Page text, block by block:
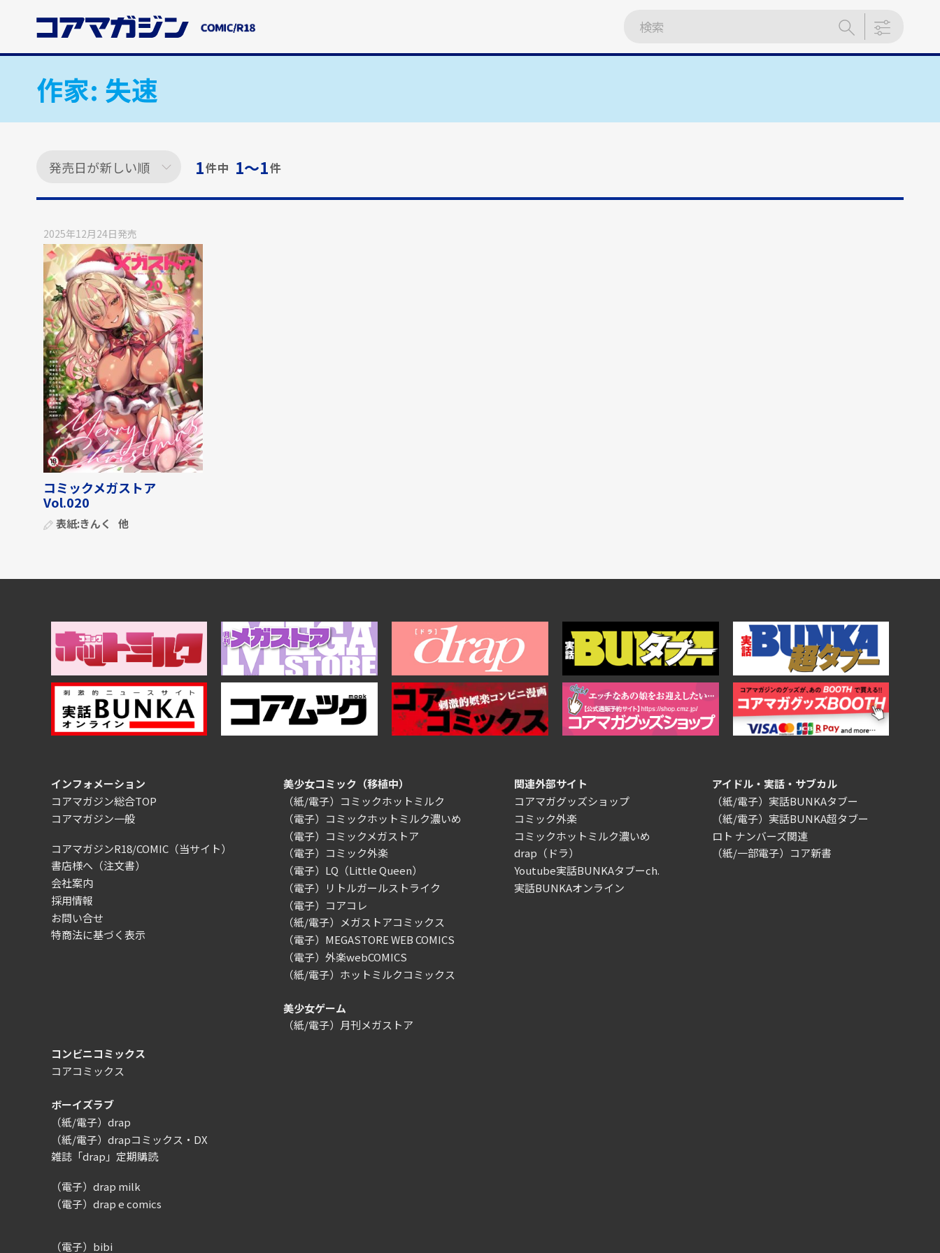
コ
ツ
作家: 失速
1件中 1〜1件
2025年12月24日発売
コミックメガストア
Vol.020
表紙:きんく 他
インフォメーション
コアマガジン総合TOP
コアマガジン一般
コアマガジンR18/COMIC（当サイト）
書店様へ（注文書）
会社案内
採用情報
お問い合せ
特商法に基づく表示
美少女コミック（移植中）
（紙/電子）コミックホットミルク
（電子）コミックホットミルク濃いめ
（電子）コミックメガストア
（電子）コミック外楽
（電子）LQ（Little Queen）
（電子）リトルガールストライク
（電子）コアコレ
（紙/電子）メガストアコミックス
（電子）MEGASTORE WEB COMICS
（電子）外楽webCOMICS
（紙/電子）ホットミルクコミックス
美少女ゲーム
（紙/電子）月刊メガストア
関連外部サイト
コアマガグッズショップ
コミック外楽
コミックホットミルク濃いめ
drap（ドラ）
Youtube実話BUNKAタブーch.
実話BUNKAオンライン
アイドル・実話・サブカル
（紙/電子）実話BUNKAタブー
（紙/電子）実話BUNKA超タブー
ロト ナンバーズ関連
（紙/一部電子）コア新書
コンビニコミックス
コアコミックス
ボーイズラブ
（紙/電子）drap
（紙/電子）drapコミックス・DX
雑誌「drap」定期購読
（電子）drap milk
（電子）drap e comics
（電子）bibi